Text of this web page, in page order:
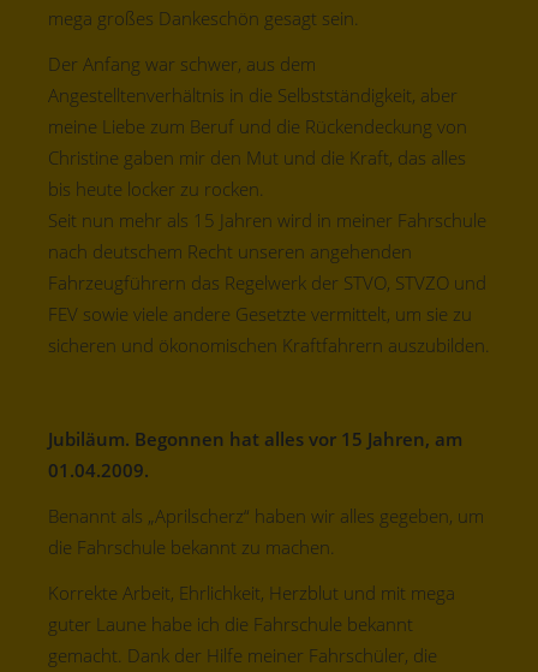
mega großes Dankeschön gesagt sein.
Der Anfang war schwer, aus dem
Angestelltenverhältnis in die Selbstständigkeit, aber
meine Liebe zum Beruf und die Rückendeckung von
Christine gaben mir den Mut und die Kraft, das alles
bis heute locker zu rocken.
Seit nun mehr als 15 Jahren wird in meiner Fahrschule
nach deutschem Recht unseren angehenden
Fahrzeugführern das Regelwerk der STVO, STVZO und
FEV sowie viele andere Gesetzte vermittelt, um sie zu
sicheren und ökonomischen Kraftfahrern auszubilden.
Jubiläum. Begonnen hat alles vor 15 Jahren, am
01.04.2009.
Benannt als „Aprilscherz“ haben wir alles gegeben, um
die Fahrschule bekannt zu machen.
Korrekte Arbeit, Ehrlichkeit, Herzblut und mit mega
guter Laune habe ich die Fahrschule bekannt
gemacht. Dank der Hilfe meiner Fahrschüler, die